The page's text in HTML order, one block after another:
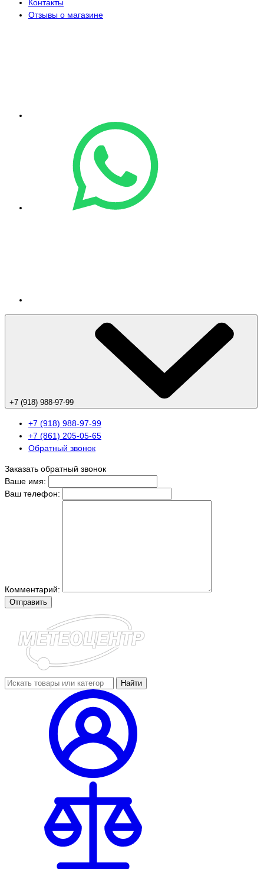
Контакты
Отзывы о магазине
+7 (918) 988-97-99
+7 (918) 988-97-99
+7 (861) 205-05-65
Обратный звонок
Заказать обратный звонок
Ваше имя:
Ваш телефон:
Комментарий:
Отправить
Найти